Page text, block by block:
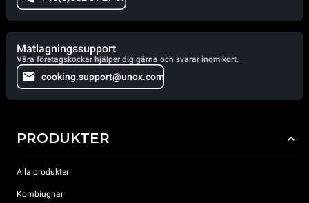
Matlagningssupport
Våra företagskockar hjälper dig gärna och svarar inom kort.
cooking.support@unox.com
PRODUKTER
Alla produkter
Kombiugnar